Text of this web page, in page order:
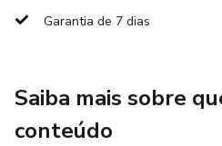
Garantia de 7 dias
Saiba mais sobre
conteúdo